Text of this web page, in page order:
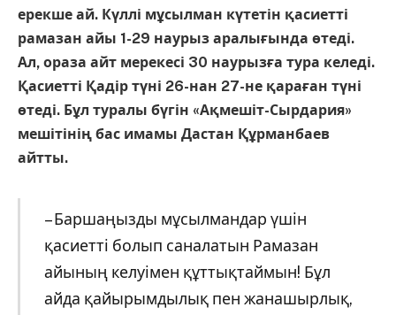
ерекше ай. Күллі мұсылман күтетін қасиетті
рамазан айы 1-29 наурыз аралығында өтеді.
Ал, ораза айт мерекесі 30 наурызға тура келеді.
Қасиетті Қадір түні 26-нан 27-не қараған түні
өтеді. Бұл туралы бүгін «Ақмешіт-Сырдария»
мешітінің бас имамы Дастан Құрманбаев
айтты.
– Баршаңызды мұсылмандар үшін
қасиетті болып саналатын Рамазан
айының келуімен құттықтаймын! Бұл
айда қайырымдылық пен жанашырлық,